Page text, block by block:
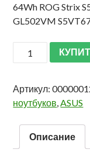
64Wh ROG Strix
GL502VM
Артикул:
ноутбуков ASUS
Описание